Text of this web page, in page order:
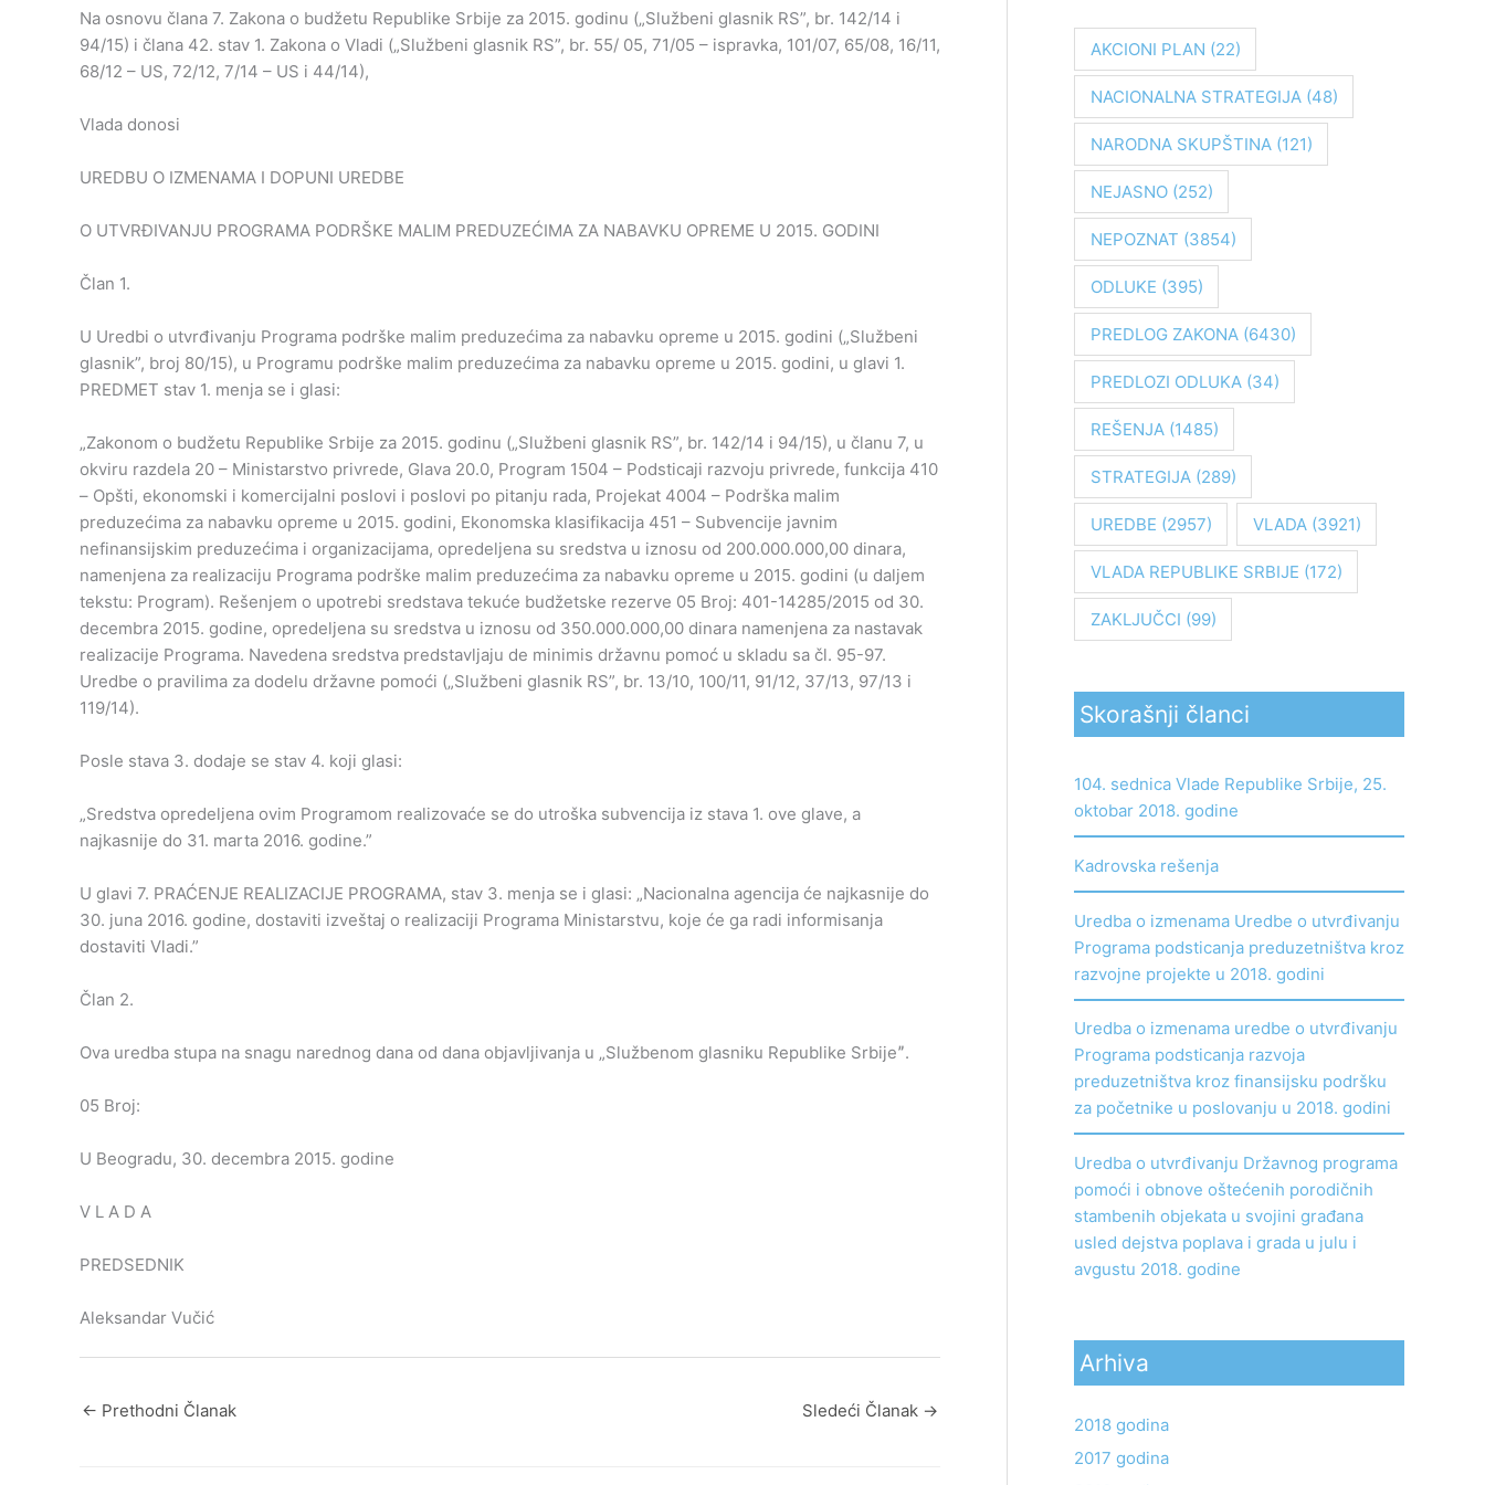
Na osnovu člana 7. Zakona o budžetu Republike Srbije za 2015. godinu („Službeni glasnik RS”, br. 142/14 i
94/15) i člana 42. stav 1. Zakona o Vladi („Službeni glasnik RS”, br. 55/ 05, 71/05 – ispravka, 101/07, 65/08, 16/11,
68/12 – US, 72/12, 7/14 – US i 44/14),
Vlada donosi
UREDBU O IZMENAMA I DOPUNI UREDBE
O UTVRĐIVANJU PROGRAMA PODRŠKE MALIM PREDUZEĆIMA ZA NABAVKU OPREME U 2015. GODINI
Član 1.
U Uredbi o utvrđivanju Programa podrške malim preduzećima za nabavku opreme u 2015. godini („Službeni
glasnik”, broj 80/15), u Programu podrške malim preduzećima za nabavku opreme u 2015. godini, u glavi 1.
PREDMET stav 1. menja se i glasi:
„Zakonom o budžetu Republike Srbije za 2015. godinu („Službeni glasnik RS”, br. 142/14 i 94/15), u članu 7, u
okviru razdela 20 – Ministarstvo privrede, Glava 20.0, Program 1504 – Podsticaji razvoju privrede, funkcija 410
– Opšti, ekonomski i komercijalni poslovi i poslovi po pitanju rada, Projekat 4004 – Podrška malim
preduzećima za nabavku opreme u 2015. godini, Ekonomska klasifikacija 451 – Subvencije javnim
nefinansijskim preduzećima i organizacijama, opredeljena su sredstva u iznosu od 200.000.000,00 dinara,
namenjena za realizaciju Programa podrške malim preduzećima za nabavku opreme u 2015. godini (u daljem
tekstu: Program). Rešenjem o upotrebi sredstava tekuće budžetske rezerve 05 Broj: 401-14285/2015 od 30.
decembra 2015. godine, opredeljena su sredstva u iznosu od 350.000.000,00 dinara namenjena za nastavak
realizacije Programa. Navedena sredstva predstavljaju de minimis državnu pomoć u skladu sa čl. 95-97.
Uredbe o pravilima za dodelu državne pomoći („Službeni glasnik RS”, br. 13/10, 100/11, 91/12, 37/13, 97/13 i
119/14).
Posle stava 3. dodaje se stav 4. koji glasi:
„Sredstva opredeljena ovim Programom realizovaće se do utroška subvencija iz stava 1. ove glave, a
najkasnije do 31. marta 2016. godine.”
U glavi 7. PRAĆENJE REALIZACIJE PROGRAMA, stav 3. menja se i glasi: „Nacionalna agencija će najkasnije do
30. juna 2016. godine, dostaviti izveštaj o realizaciji Programa Ministarstvu, koje će ga radi informisanja
dostaviti Vladi.”
Član 2.
Ova uredba stupa na snagu narednog dana od dana objavljivanja u „Službenom glasniku Republike Srbijeˮ.
05 Broj:
U Beogradu, 30. decembra 2015. godine
V L A D A
PREDSEDNIK
Aleksandar Vučić
← Prethodni Članak Sledeći Članak →
g
a
:
AKCIONI PLAN (22)
NACIONALNA STRATEGIJA(48)
NARODNA SKUPŠTINA(121)
NEJASNO(252)
NEPOZNAT (3854)
ODLUKE (395)
PREDLOG ZAKONA(6430)
PREDLOZI ODLUKA(34)
REŠENJA(1485)
STRATEGIJA(289)
UREDBE (2957) VLADA(3921)
VLADA REPUBLIKE SRBIJE (172)
ZAKLJUČCI (99)
Skorašnji članci
104. sednica Vlade Republike Srbije, 25.
oktobar 2018. godine
Kadrovska rešenja
Uredba o izmenama Uredbe o utvrđivanju
Programa podsticanja preduzetništva kroz
razvojne projekte u 2018. godini
Uredba o izmenama uredbe o utvrđivanju
Programa podsticanja razvoja
preduzetništva kroz finansijsku podršku
za početnike u poslovanju u 2018. godini
Uredba o utvrđivanju Državnog programa
pomoći i obnove oštećenih porodičnih
stambenih objekata u svojini građana
usled dejstva poplava i grada u julu i
avgustu 2018. godine
Arhiva
2018 godina
2017 godina